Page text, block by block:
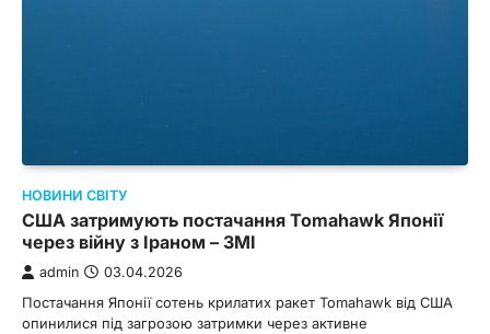
НОВИНИ СВІТУ
США затримують постачання Tomahawk Японії
через війну з Іраном – ЗМІ
admin 03.04.2026
Постачання Японії сотень крилатих ракет Tomahawk від США
опинилися під загрозою затримки через активне